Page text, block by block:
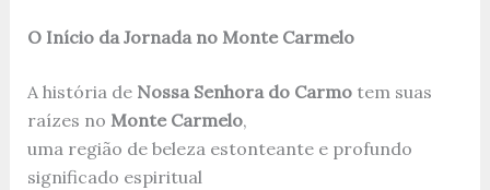
O Início da Jornada no Monte Carmelo
A história de Nossa Senhora do Carmotem suas
raízes no Monte Carmelo,
uma região de beleza estonteante e profundo
significado espiritual